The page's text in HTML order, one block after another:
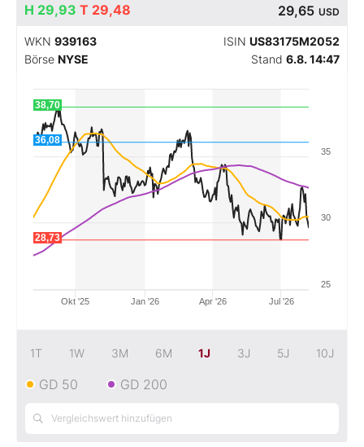
Finanz-Check
Abo & Shop
BO-Musterdepots
Experten
Mein B:O
Mein Konto
29,65 USD
H 29,93 T 29,48
WKN 939163 ISIN US83175M2052
Börse NYSE Stand 6.8. 14:47
Jan '26 Jul '26
Okt '25 Apr '26
25
30
35
36,08
28,73
38,70
1T 1W 3M 6M 1J 3J 5J 10J
GD 50 GD 200